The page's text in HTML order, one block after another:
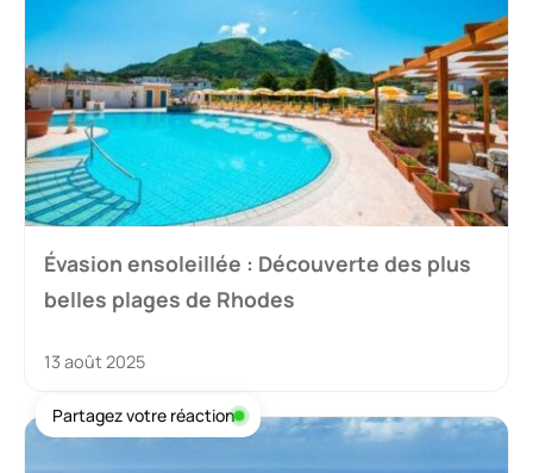
Évasion ensoleillée : Découverte des plus
belles plages de Rhodes
13 août 2025
Partagez votre réaction